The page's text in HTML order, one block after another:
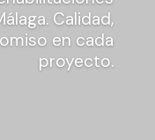
Calidad,
en cada
proyecto.